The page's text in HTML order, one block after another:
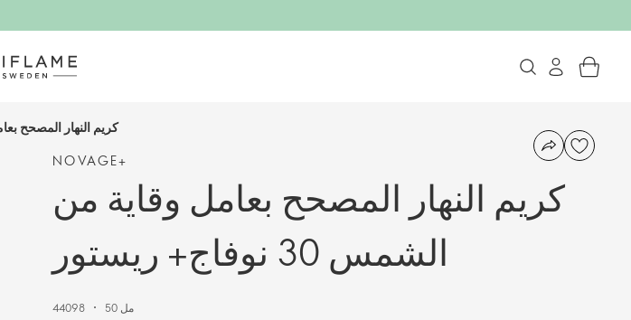
كريم النهار المصحح بعامل
NOVAGE+
كريم النهار المصحح بعامل وقاية من
الشمس 30 نوفاج+ ريستور
44098 50 مل